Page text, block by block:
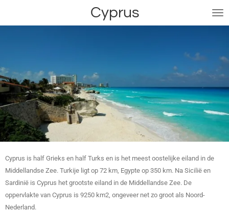
Cyprus
Cyprus is half Grieks en half Turks en is het meest oostelijke eiland in de
Middellandse Zee. Turkije ligt op 72 km, Egypte op 350 km. Na Sicilië en
Sardinië is Cyprus het grootste eiland in de Middellandse Zee. De
oppervlakte van Cyprus is 9250 km2, ongeveer net zo groot als Noord-
Nederland.